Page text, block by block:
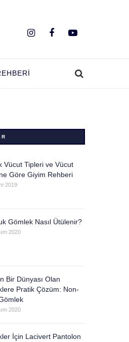
Vücut Tipleri ve Vücut
Göre Giyim Rehberi
2019
Gömlek Nasıl Ütülenir?
2020
Bir Dünyası Olan
Pratik Çözüm: Non-
2020
İçin Lacivert Pantolon